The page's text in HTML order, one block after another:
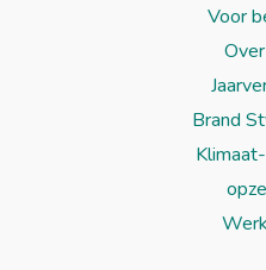
Voor
Brand